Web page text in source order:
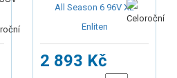
2 893 Kč